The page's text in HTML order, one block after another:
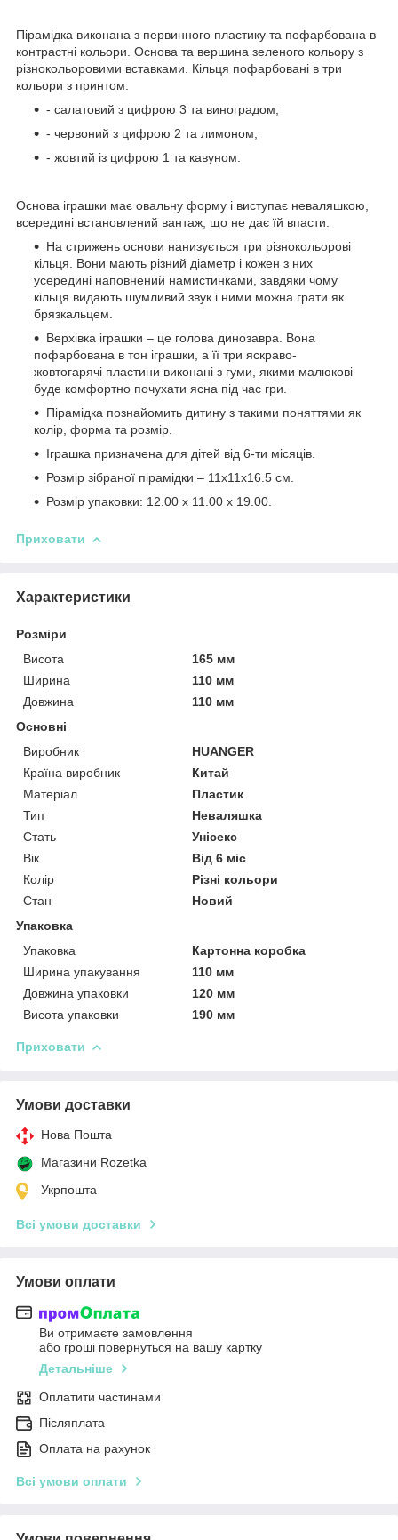
Пірамідка виконана з первинного пластику та пофарбована в
контрастні кольори. Основа та вершина зеленого кольору з
різнокольоровими вставками. Кільця пофарбовані в три
кольори з принтом:
- салатовий з цифрою 3 та виноградом;
- червоний з цифрою 2 та лимоном;
- жовтий із цифрою 1 та кавуном.
Основа іграшки має овальну форму і виступає неваляшкою,
всередині встановлений вантаж, що не дає їй впасти.
На стрижень основи нанизується три різнокольорові
кільця. Вони мають різний діаметр і кожен з них
усередині наповнений намистинками, завдяки чому
кільця видають шумливий звук і ними можна грати як
брязкальцем.
Верхівка іграшки – це голова динозавра. Вона
пофарбована в тон іграшки, а її три яскраво-
жовтогарячі пластини виконані з гуми, якими малюкові
буде комфортно почухати ясна під час гри.
Пірамідка познайомить дитину з такими поняттями як
колір, форма та розмір.
Іграшка призначена для дітей від 6-ти місяців.
Розмір зібраної пірамідки – 11х11х16.5 см.
Розмір упаковки: 12.00 х 11.00 х 19.00.
Приховати
Характеристики
Розміри
Висота
165 мм
Ширина
110 мм
Довжина
110 мм
Основні
Виробник
HUANGER
Країна виробник
Китай
Матеріал
Пластик
Тип
Неваляшка
Стать
Унісекс
Вік
Від 6 міс
Колір
Різні кольори
Стан
Новий
Упаковка
Упаковка
Картонна коробка
Ширина упакування
110 мм
Довжина упаковки
120 мм
Висота упаковки
190 мм
Приховати
Умови доставки
Нова Пошта
Магазини Rozetka
Укрпошта
Всі умови доставки
Умови оплати
Ви отримаєте замовлення
або гроші повернуться на вашу картку
Детальніше
Оплатити частинами
Післяплата
Оплата на рахунок
Всі умови оплати